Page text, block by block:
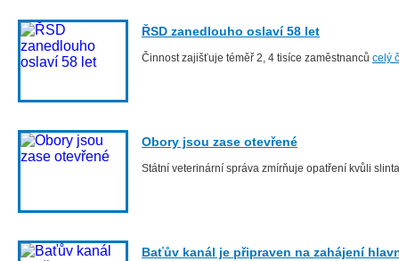
ŘSD zanedlouho oslaví 58 let
Činnost zajišťuje téměř 2, 4 tisíce zaměstnanců celý
Obory jsou zase otevřené
Státní veterinární správa zmírňuje opatření kvůli
Baťův kanál je připraven na zahájení